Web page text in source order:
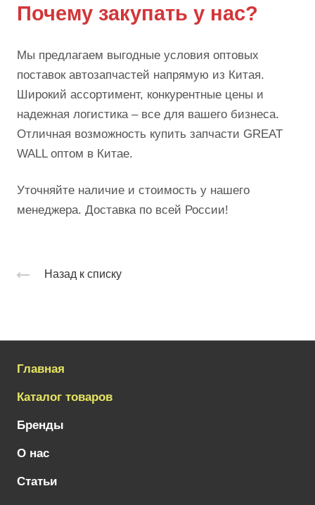
Почему закупать у нас?
Мы предлагаем выгодные условия оптовых
поставок автозапчастей напрямую из Китая.
Широкий ассортимент, конкурентные цены и
надежная логистика – все для вашего бизнеса.
Отличная возможность купить запчасти GREAT
WALL оптом в Китае.
Уточняйте наличие и стоимость у нашего
менеджера. Доставка по всей России!
Назад к списку
Главная
Каталог товаров
Бренды
О нас
Статьи